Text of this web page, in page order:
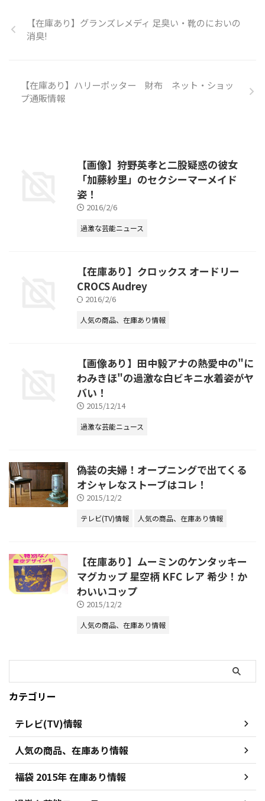
き詰めたらベストだった！という
ことで紹介していました！ これ
ーク！！！！
pic.twitter.com/aWdLSukaL1 —
【在庫あり】グランズレメディ 足臭い・靴のにおいの
消臭!
【在庫あり】ハリーポッター 財布 ネット・ショッ
プ通販情報
【画像】狩野英孝と二股疑惑の彼女
「加藤紗里」のセクシーマーメイド
姿！
2016/2/6
過激な芸能ニュース
【在庫あり】クロックス オードリー
CROCS Audrey
2016/2/6
人気の商品、在庫あり情報
【画像あり】田中毅アナの熱愛中の"に
わみきほ"の過激な白ビキニ水着姿がヤ
バい！
2015/12/14
過激な芸能ニュース
偽装の夫婦！オープニングで出てくる
オシャレなストーブはコレ！
2015/12/2
テレビ(TV)情報 人気の商品、在庫あり情報
【在庫あり】ムーミンのケンタッキー
マグカップ 星空柄 KFC レア 希少！か
わいいコップ
2015/12/2
人気の商品、在庫あり情報
カテゴリー
テレビ(TV)情報
人気の商品、在庫あり情報
福袋 2015年 在庫あり情報